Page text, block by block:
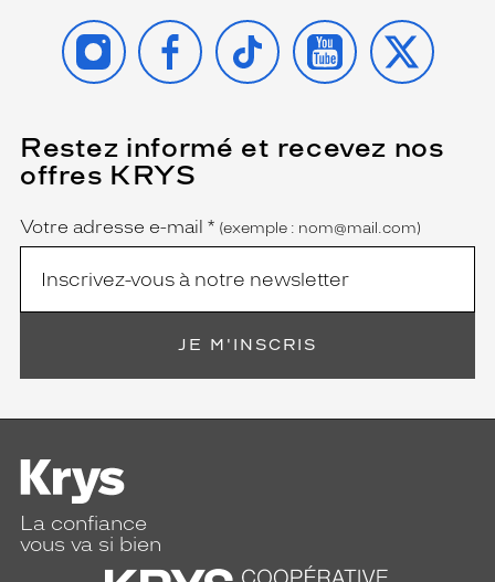
INSTAGRAMFACEBOOK
TIKTOK YOUTUBE
X
Restez informé et recevez nos
offres KRYS
Name
Votre adresse e-mail *
(Ce
champ
est
(exemple : nom@mail.com)
JE M'INSCRIS
La confiance
vous va si bien